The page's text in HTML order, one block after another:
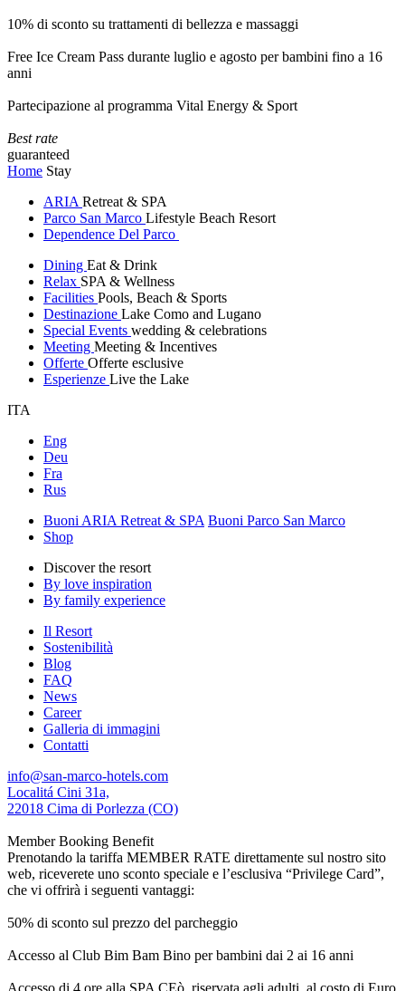
10% di sconto su trattamenti di bellezza e massaggi
Free Ice Cream Pass durante luglio e agosto per bambini fino a 16
anni
Partecipazione al programma Vital Energy & Sport
Best rate
guaranteed
Home Stay
ARIA Retreat & SPA
Parco San Marco Lifestyle Beach Resort
Dependence Del Parco
Dining Eat & Drink
Relax SPA & Wellness
Facilities Pools, Beach & Sports
Destinazione Lake Como and Lugano
Special Events wedding & celebrations
Meeting Meeting & Incentives
Offerte Offerte esclusive
Esperienze Live the Lake
ITA
Eng
Deu
Fra
Rus
Buoni ARIA Retreat & SPA Buoni Parco San Marco
Shop
Discover the resort
By love inspiration
By family experience
Il Resort
Sostenibilità
Blog
FAQ
News
Career
Galleria di immagini
Contatti
info@san-marco-hotels.com
Localitá Cini 31a,
22018 Cima di Porlezza (CO)
Member Booking Benefit
Prenotando la tariffa MEMBER RATE direttamente sul nostro sito
web, riceverete uno sconto speciale e l’esclusiva “Privilege Card”,
che vi offrirà i seguenti vantaggi:
50% di sconto sul prezzo del parcheggio
Accesso al Club Bim Bam Bino per bambini dai 2 ai 16 anni
Accesso di 4 ore alla SPA CEò, riservata agli adulti, al costo di Euro